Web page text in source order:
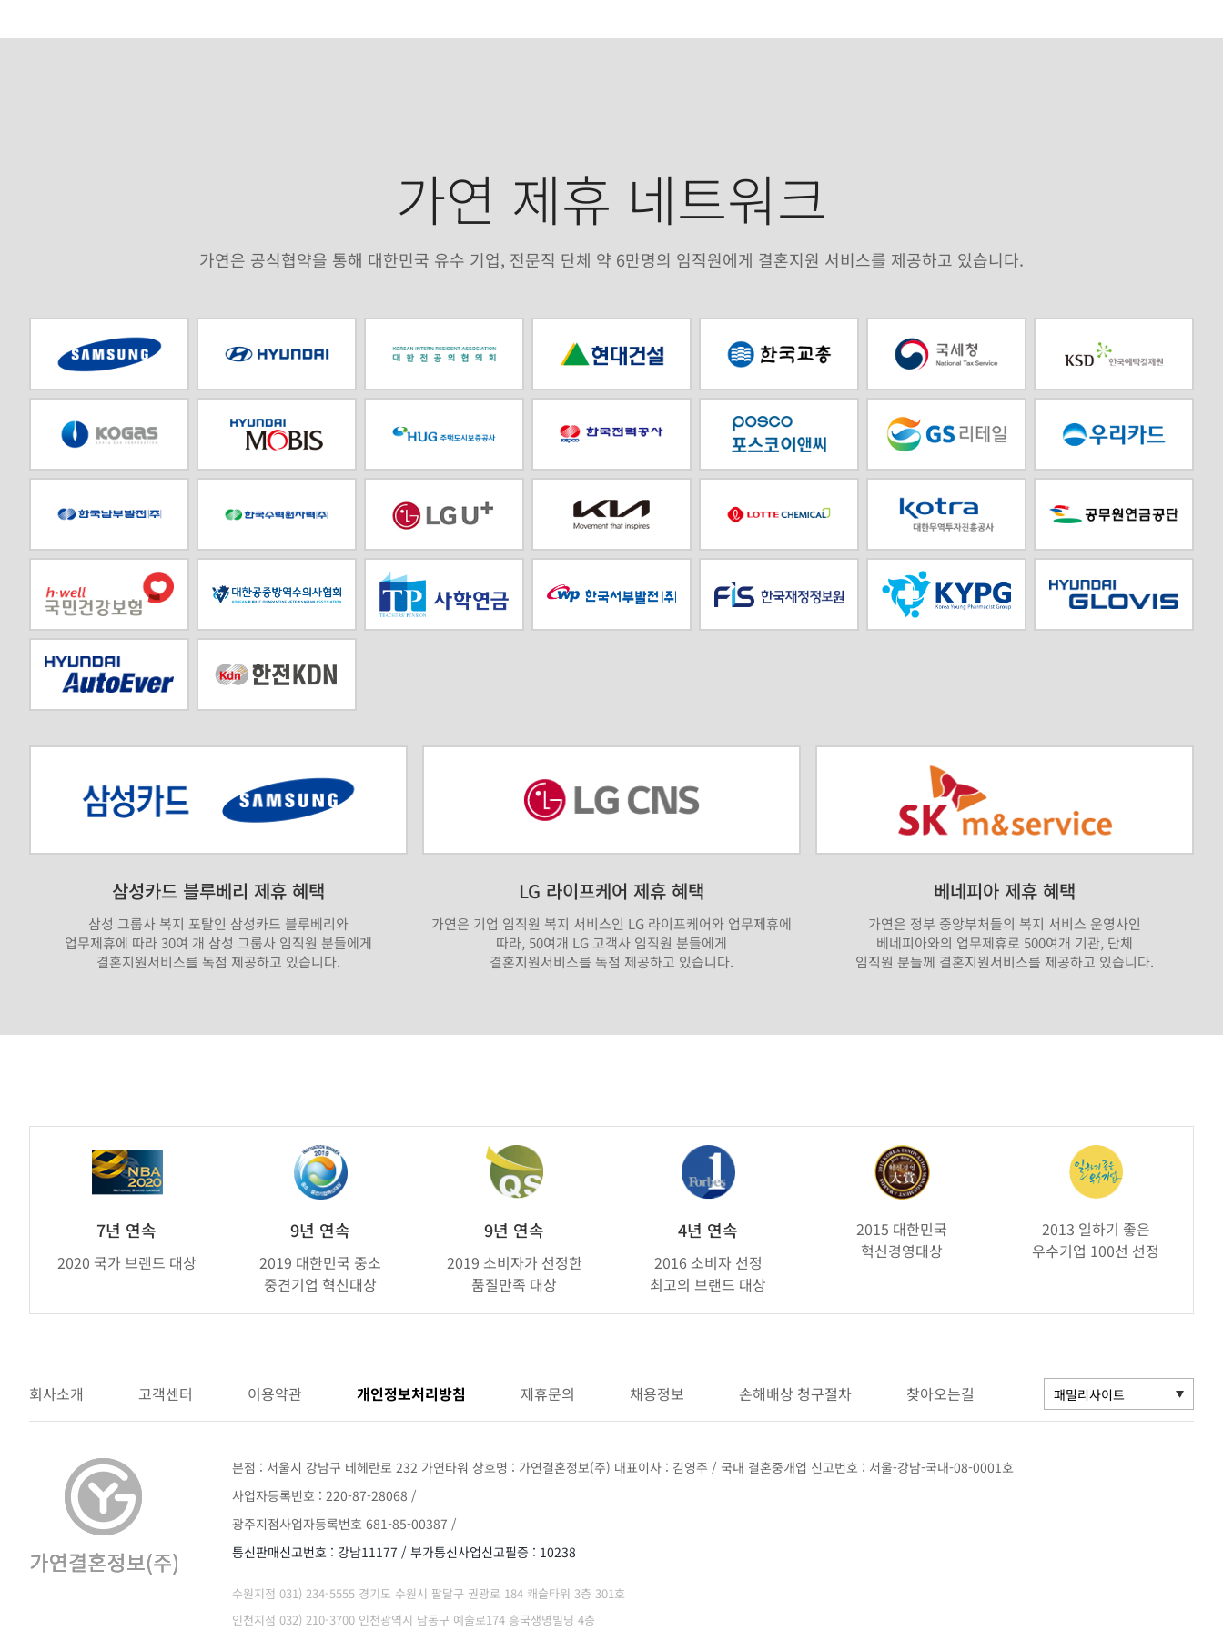
가연 제휴 네트워크
가연은 공식협약을 통해 대한민국 유수 기업, 전문직 단체 약 6만명의 임직원에게 결혼지원 서비스를 제공하고 있습니다.
삼성카드 블루베리 제휴 혜택
삼성 그룹사 복지 포탈인 삼성카드 블루베리와
업무제휴에 따라 30여 개 삼성 그룹사 임직원 분들에게
결혼지원서비스를 독점 제공하고 있습니다.
LG 라이프케어 제휴 혜택
가연은 기업 임직원 복지 서비스인 LG 라이프케어와 업무제휴에
따라, 50여개 LG 고객사 임직원 분들에게
결혼지원서비스를 독점 제공하고 있습니다.
베네피아 제휴 혜택
가연은 정부 중앙부처들의 복지 서비스 운영사인
베네피아와의 업무제휴로 500여개 기관, 단체
임직원 분들께 결혼지원서비스를 제공하고 있습니다.
7년 연속
2020 국가 브랜드 대상
9년 연속
2019 대한민국 중소
중견기업 혁신대상
9년 연속
2019 소비자가 선정한
품질만족 대상
4년 연속
2016 소비자 선정
최고의 브랜드 대상
2015 대한민국
혁신경영대상
2013 일하기 좋은
우수기업 100선 선정
회사소개 고객센터 이용약관 개인정보처리방침 제휴문의 채용정보 손해배상 청구절차 찾아오는길
본점 : 서울시 강남구 테헤란로 232 가연타워 상호명 : 가연결혼정보(주) 대표이사 : 김영주 / 국내 결혼중개업 신고번호 : 서울-강남-국내-08-0001호
사업자등록번호 : 220-87-28068 /
광주지점사업자등록번호 681-85-00387 /
통신판매신고번호 : 강남11177 / 부가통신사업신고필증 : 10238
수원지점 031) 234-5555 경기도 수원시 팔달구 권광로 184 캐슬타워 3층 301호
인천지점 032) 210-3700 인천광역시 남동구 예술로174 흥국생명빌딩 4층